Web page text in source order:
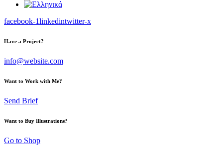
facebook-1linkedintwitter-x
Have a Project?
info@website.com
Want to Work with Me?
Send Brief
Want to Buy Illustrations?
Go to Shop